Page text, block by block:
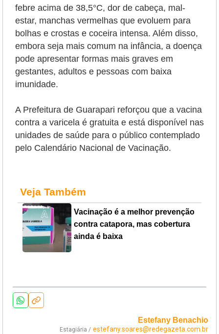
febre acima de 38,5°C, dor de cabeça, mal-
estar, manchas vermelhas que evoluem para
bolhas e crostas e coceira intensa. Além disso,
embora seja mais comum na infância, a doença
pode apresentar formas mais graves em
gestantes, adultos e pessoas com baixa
imunidade.
A Prefeitura de Guarapari reforçou que a vacina
contra a varicela é gratuita e está disponível nas
unidades de saúde para o público contemplado
pelo Calendário Nacional de Vacinação.
Veja Também
Vacinação é a melhor prevenção
contra catapora, mas cobertura
ainda é baixa
Estefany Benachio
Estagiária / estefany.soares@redegazeta.com.br